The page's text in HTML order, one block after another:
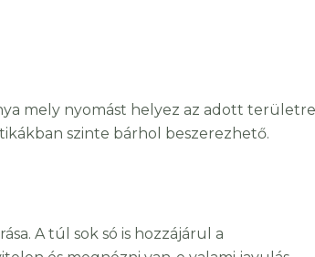
mely nyomást helyez az adott
szinte bárhol beszerezhető.
A túl sok só is hozzájárul a